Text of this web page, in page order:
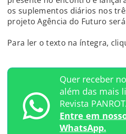
os suplementos diários nos
projeto Agência do Futuro
Para ler o texto na íntegra,
Quer receber
além das mais
Revista
Entre em
WhatsApp.